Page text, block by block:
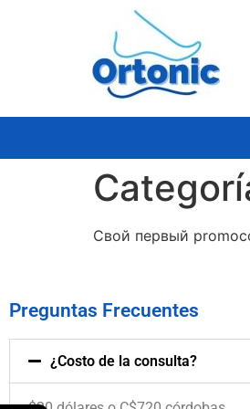
Свой первый
Preguntas Frecuentes
¿Costo de la consulta?